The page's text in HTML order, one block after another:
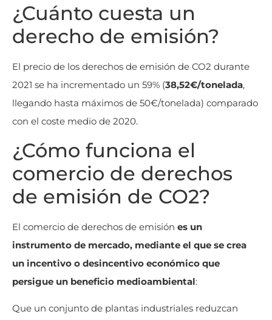
¿Cuánto cuesta un
derecho de emisión?
El precio de los derechos de emisión de CO2 durante
2021 se ha incrementado un 59% (38,52€/tonelada,
llegando hasta máximos de 50€/tonelada) comparado
con el coste medio de 2020.
¿Cómo funciona el
comercio de derechos
de emisión de CO2?
El comercio de derechos de emisión es un
instrumento de mercado, mediante el que se crea
un incentivo o desincentivo económico que
persigue un beneficio medioambiental:
Que un conjunto de plantas industriales reduzcan